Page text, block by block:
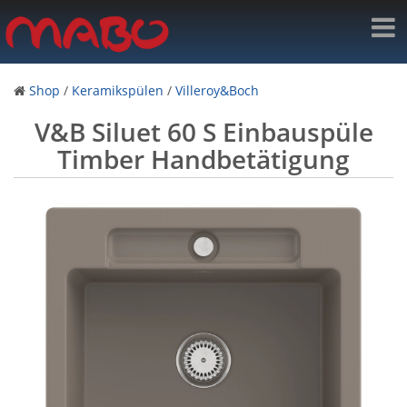
Shop / Keramikspülen / Villeroy&Boch
V&B Siluet 60 S Einbauspüle
Timber Handbetätigung